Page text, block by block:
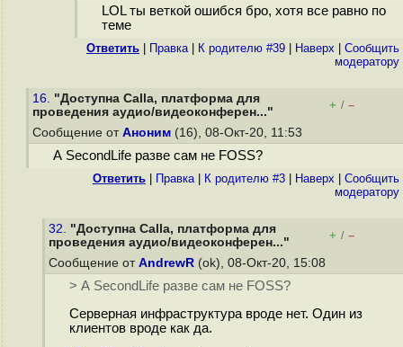
LOL ты веткой ошибся бро, хотя все равно по
теме
Ответить Правка| К родителю #39 Наверх
Cообщить
модератору
16. "Доступна Calla, платформа для
проведения аудио/видеоконферен..."
+ / –
Сообщение от Аноним (16), 08-Окт-20, 11:53
А SecondLife разве сам не FOSS?
Ответить Правка| К родителю #3 Наверх
Cообщить
модератору
32. "Доступна Calla, платформа для
проведения аудио/видеоконферен..."
+ / –
Сообщение от AndrewR (ok), 08-Окт-20, 15:08
> А SecondLife разве сам не FOSS?
Серверная инфраструктура вроде нет. Один из
клиентов вроде как да.